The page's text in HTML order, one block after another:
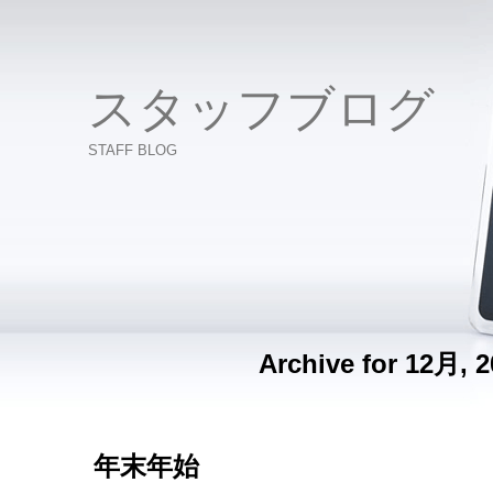
スタッフブログ
STAFF BLOG
Archive for 12月,
年末年始